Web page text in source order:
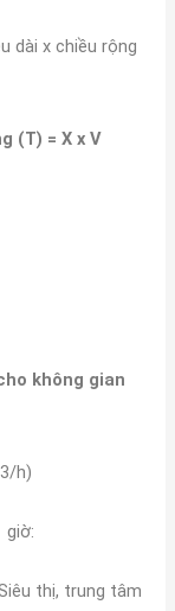
dài x chiều rộng
(T) = X x V
không gian
h)
giờ:
thị, trung tâm